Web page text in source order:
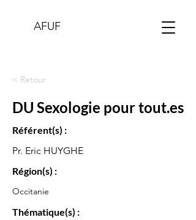
AFUF
< Retour
DU Sexologie pour tout.es
Référent(s) :
Pr. Eric HUYGHE
Région(s) :
Occitanie
Thématique(s) :